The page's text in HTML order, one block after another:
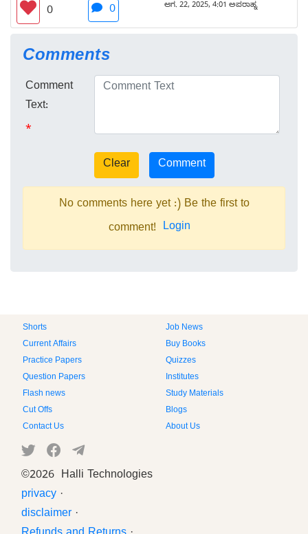
0 0 ಆಗ. 22, 2025, 4:01 ಅಪರಾಹ್ನ
Comments
Comment
Text:
*
No comments here yet :) Be the first to
comment! Login
Shorts
Job News
Current Affairs
Buy Books
Practice Papers
Quizzes
Question Papers
Institutes
Flash news
Study Materials
Cut Offs
Blogs
Contact Us
About Us
©2026 Halli Technologies
privacy ·
disclaimer ·